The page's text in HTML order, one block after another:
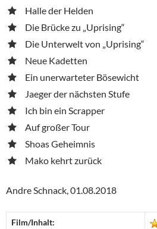
Halle der Helden
Die Brücke zu „Uprising“
Die Unterwelt von „Uprising“
Neue Kadetten
Ein unerwarteter Bösewicht
Jaeger der nächsten Stufe
Ich bin ein Scrapper
Auf großer Tour
Shoas Geheimnis
Mako kehrt zurück
Andre Schnack, 01.08.2018
Film/Inhalt: